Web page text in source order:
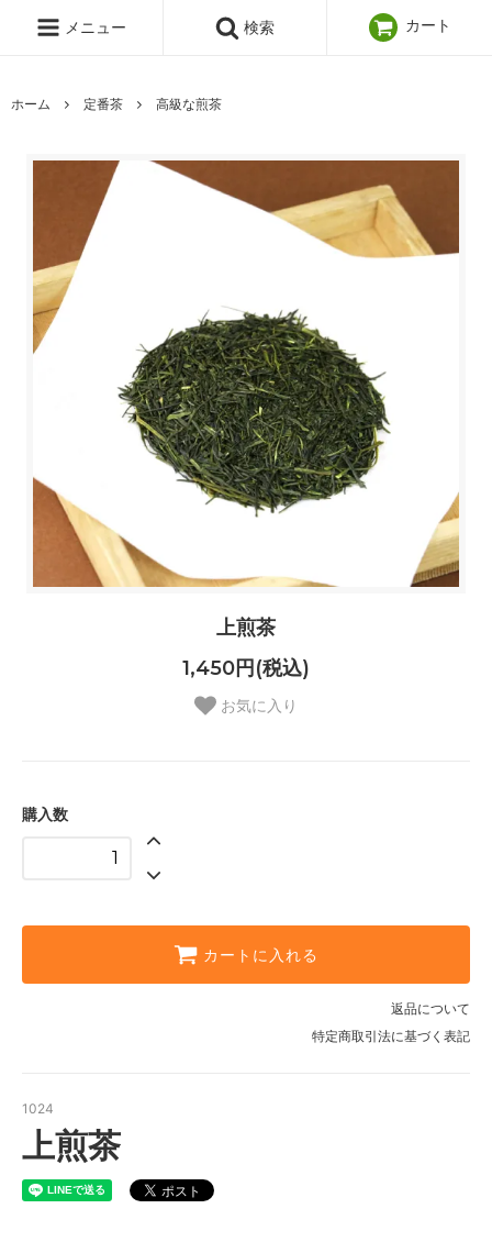
メニュー 検索 カート
ホーム 定番茶 高級な煎茶
上煎茶
1,450円(税込)
お気に入り
購入数
カートに入れる
返品について
特定商取引法に基づく表記
1024
上煎茶